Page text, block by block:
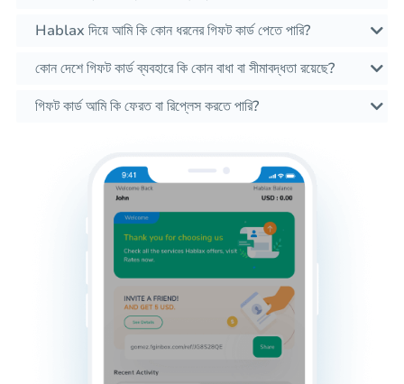
Hablax দিয়ে আমি কি কোন ধরনের গিফট কার্ড পেতে পারি?
কোন দেশে গিফট কার্ড ব্যবহারে কি কোন বাধা বা সীমাবদ্ধতা রয়েছে?
গিফট কার্ড আমি কি ফেরত বা রিপ্লেস করতে পারি?